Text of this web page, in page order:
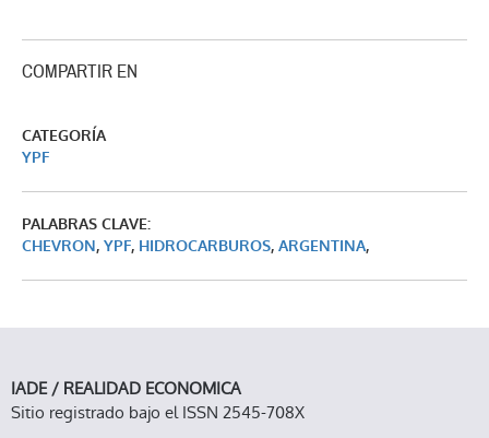
COMPARTIR EN
CATEGORÍA
YPF
PALABRAS CLAVE:
CHEVRON, YPF, HIDROCARBUROS, ARGENTINA,
IADE / REALIDAD ECONOMICA
Sitio registrado bajo el ISSN 2545-708X